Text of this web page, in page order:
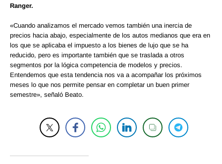
Ranger.
«Cuando analizamos el mercado vemos también una inercia de
precios hacia abajo, especialmente de los autos medianos que era en
los que se aplicaba el impuesto a los bienes de lujo que se ha
reducido, pero es importante también que se traslada a otros
segmentos por la lógica competencia de modelos y precios.
Entendemos que esta tendencia nos va a acompañar los próximos
meses lo que nos permite pensar en completar un buen primer
semestre», señaló Beato.